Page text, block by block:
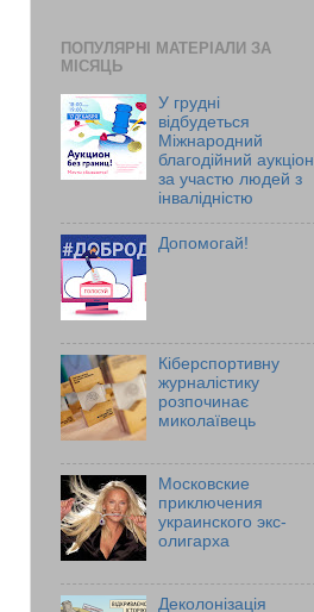
ПОПУЛЯРНІ МАТЕРІАЛИ ЗА
МІСЯЦЬ
У грудні
відбудеться
Міжнародний
благодійний аукціон
за участю людей з
інвалідністю
Допомогай!
Кіберспортивну
журналістику
розпочинає
миколаївець
Московские
приключения
украинского экс-
олигарха
Деколонізація